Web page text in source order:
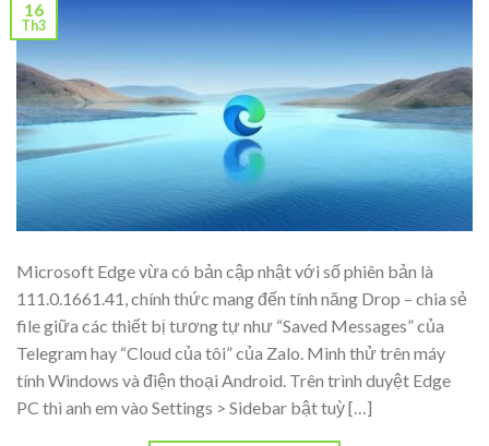
16
Th3
Microsoft Edge vừa có bản cập nhật với số phiên bản là
111.0.1661.41, chính thức mang đến tính năng Drop – chia sẻ
file giữa các thiết bị tương tự như “Saved Messages” của
Telegram hay “Cloud của tôi” của Zalo. Mình thử trên máy
tính Windows và điện thoại Android. Trên trình duyệt Edge
PC thì anh em vào Settings > Sidebar bật tuỳ […]